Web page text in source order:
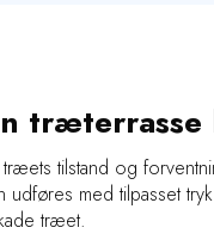
træterrasse
tilstand og
med tilpasset
træet.